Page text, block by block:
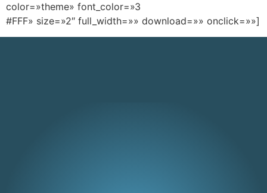
color=»theme» font_color=»3
#FFF» size=»2″ full_width=»» download=»» onclick=»»]